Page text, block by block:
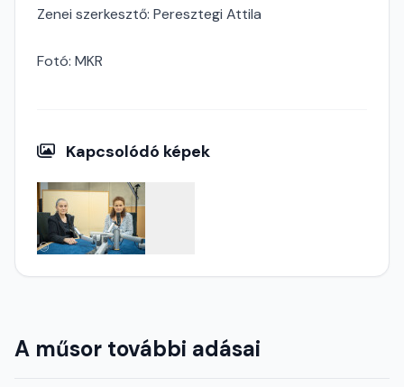
Zenei szerkesztő: Peresztegi Attila
Fotó: MKR
Kapcsolódó képek
A műsor további adásai